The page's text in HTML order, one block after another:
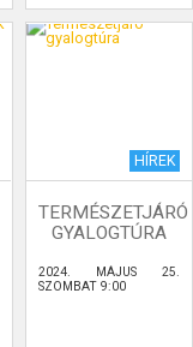
HÍREK
TERMÉSZETJÁRÓ
GYALOGTÚRA
2024. MÁJUS 25.
SZOMBAT 9:00